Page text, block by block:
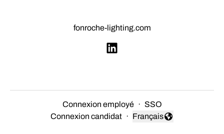
fonroche-lighting.com
Connexion employé · SSO
Connexion candidat ·
Changer la langue
Français